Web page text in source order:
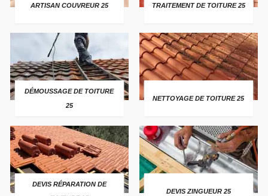
ARTISAN COUVREUR 25 TRAITEMENT DE TOITURE 25
DÉMOUSSAGE DE TOITURE
25
NETTOYAGE DE TOITURE 25
DEVIS RÉPARATION DE
DEVIS ZINGUEUR 25